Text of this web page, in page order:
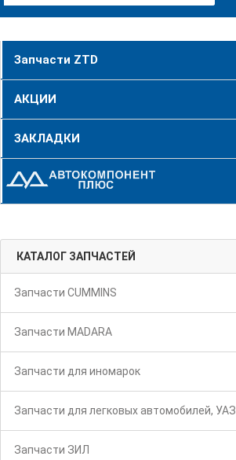
Запчасти ZTD
АКЦИИ
ЗАКЛАДКИ
КАТАЛОГ ЗАПЧАСТЕЙ
Запчасти CUMMINS
Запчасти MADARA
Запчасти для иномарок
Запчасти для легковых автомобилей, УАЗ
Запчасти ЗИЛ